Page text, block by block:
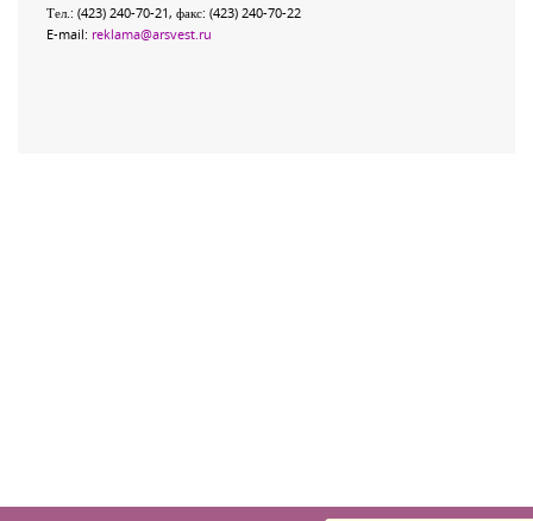
Тел.: (423) 240-70-21, факс: (423) 240-70-22
E-mail: reklama@arsvest.ru